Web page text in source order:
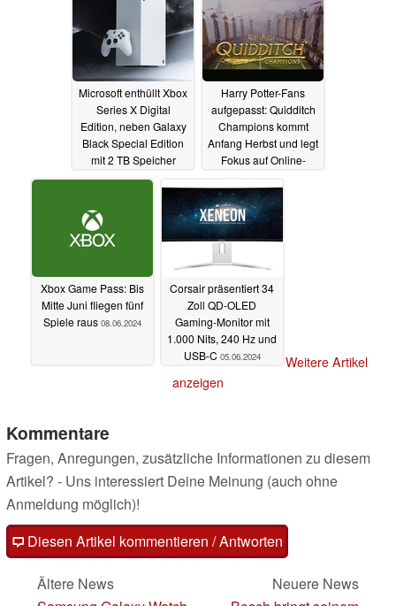
Microsoft enthüllt Xbox
Series X Digital
Edition, neben Galaxy
Black Special Edition
mit 2 TB Speicher
10.06.2024
Harry Potter-Fans
aufgepasst: Quidditch
Champions kommt
Anfang Herbst und legt
Fokus auf Online-
Trailer veröffentlicht
08.06.2024
Xbox Game Pass: Bis
Mitte Juni fliegen fünf
Spiele raus 08.06.2024
Corsair präsentiert 34
Zoll QD-OLED
Gaming-Monitor mit
1.000 Nits, 240 Hz und
USB-C 05.06.2024
Weitere Artikel
anzeigen
Kommentare
Fragen, Anregungen, zusätzliche Informationen zu diesem
Artikel? - Uns interessiert Deine Meinung (auch ohne
Anmeldung möglich)!
Diesen Artikel kommentieren / Antworten
Ältere News
Neuere News